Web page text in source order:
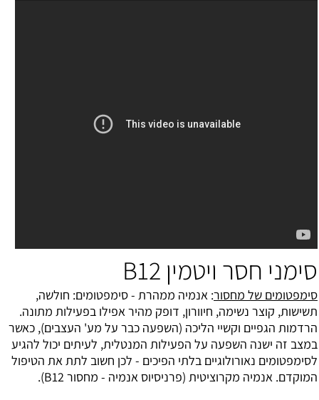
סימני חסר ויטמין B12
סימפטומים של מחסור: אנמיה ממהרת - סימפטומים: חולשה,
תשישות, קוצר נשימה, חיוורון, דופק מהיר אפילו בפעילות מתונה.
הרדמות הגפיים וקשיי הליכה (השפעה כבר על מע' העצבים), כאשר
במצב זה ישנה השפעה על הפעילות המנטלית, לעיתים יכול להגיע
לסימפטומים נאורולוגיים בלתי הפיכים - לכן חשוב לתת את הטיפול
המוקדם. אנמיה מקרוציטית (פרניסיוס אנמיה - מחסור B12).